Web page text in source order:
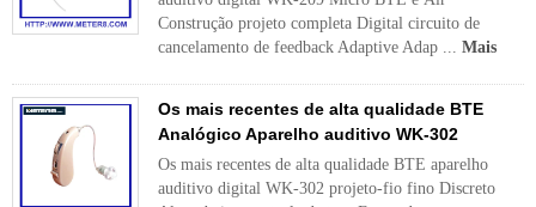
Construção projeto completa Digital circuito de
cancelamento de feedback Adaptive Adap ... Mais
Os mais recentes de alta qualidade BTE
Analógico Aparelho auditivo WK-302
Os mais recentes de alta qualidade BTE aparelho
auditivo digital WK-302 projeto-fio fino Discreto